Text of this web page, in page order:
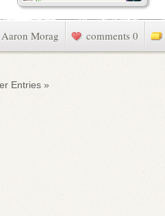
Aaron Morag 0 comments
« Older Entries